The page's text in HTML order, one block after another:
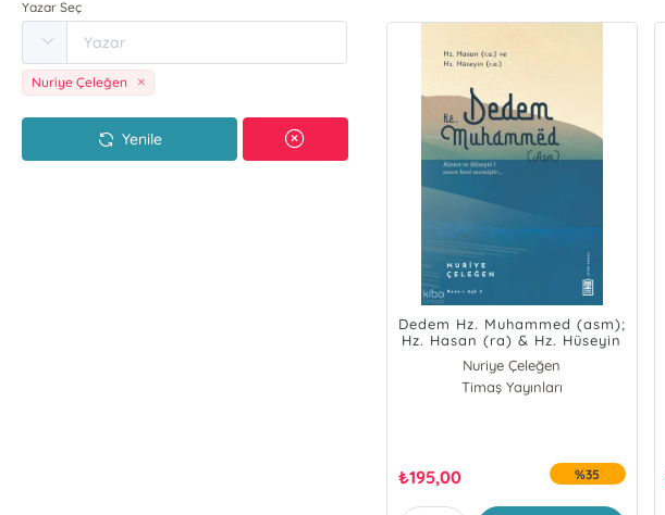
Yazar Seç
Nuriye Çeleğen
Yenile
Dedem Hz. Muhammed (asm);
Hz. Hasan (ra) & Hz. Hüseyin
(ra)
Nuriye Çeleğen
Timaş Yayınları
₺195,00 %35